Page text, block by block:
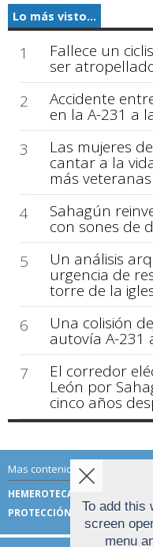
Lo más visto...
1 Fallece un
ser
2
Accidente
en la A-231 a
3
Las mujeres
cantar a la
más veteranas
4
Sahagún
con sones de
5
Un análisis
urgencia de
torre de la
6
Una colisión
autovía A-231
7
El corredor
León por
cinco años
Mas contenido de Sahagún
HEMEROTECA
PROTECCIÓN DE DATOS
To add this
screen
menu
Aviso